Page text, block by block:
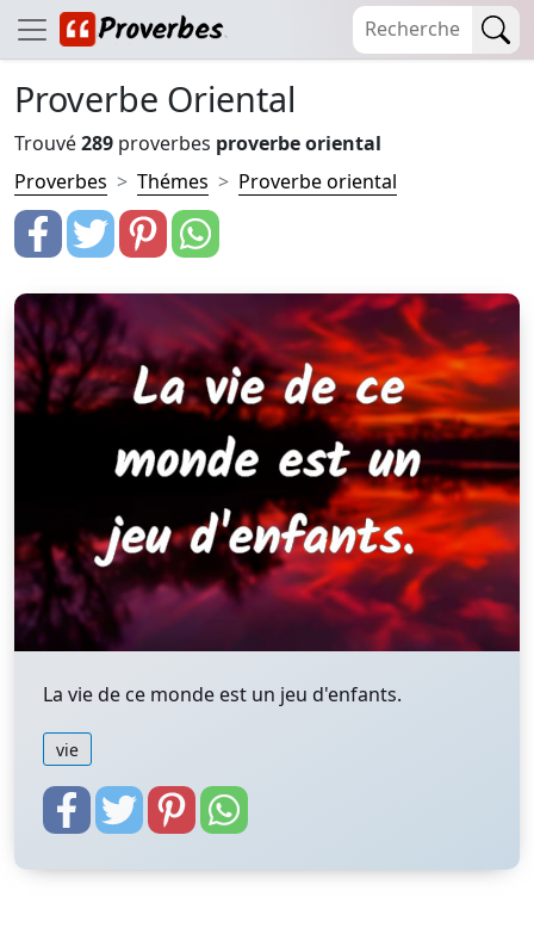
Proverbe Oriental
Trouvé289 proverbes proverbe oriental
Proverbes
Thémes Proverbe oriental
La vie de ce monde est un jeu d'enfants.
vie